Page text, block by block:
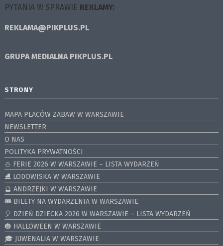
PYTANIA W SPRAWIE REKLAMY:
REKLAMA@PIKPLUS.PL
GRUPA MEDIALNA PIKPLUS.PL
STRONY
MAPA PLACÓW ZABAW W WARSZAWIE
NEWSLETTER
O NAS
POLITYKA PRYWATNOŚCI
⛄️ FERIE 2026 W WARSZAWIE – LISTA WYDARZEŃ
⛸ LODOWISKA W WARSZAWIE
🔮 ANDRZEJKI W WARSZAWIE
🎟️ BILETY NA WYDARZENIA W WARSZAWIE
🎈 DZIEŃ DZIECKA 2026 W WARSZAWIE – LISTA WYDARZEŃ
🎃 HALLOWEEN W WARSZAWIE
🎓 JUWENALIA W WARSZAWIE